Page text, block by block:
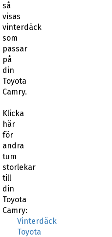
så
visas
vinterdäck
som
passar
på
din
Toyota
Camry.
Klicka
här
för
andra
tum
storlekar
till
din
Toyota
Camry:
Vinterdäck
Toyota